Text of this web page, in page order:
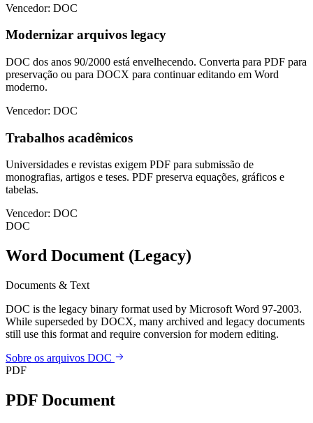
Vencedor: DOC
Modernizar arquivos legacy
DOC dos anos 90/2000 está envelhecendo. Converta para PDF para
preservação ou para DOCX para continuar editando em Word
moderno.
Vencedor: DOC
Trabalhos acadêmicos
Universidades e revistas exigem PDF para submissão de
monografias, artigos e teses. PDF preserva equações, gráficos e
tabelas.
Vencedor: DOC
DOC
Word Document (Legacy)
Documents & Text
DOC is the legacy binary format used by Microsoft Word 97-2003.
While superseded by DOCX, many archived and legacy documents
still use this format and require conversion for modern editing.
Sobre os arquivos DOC
PDF
PDF Document